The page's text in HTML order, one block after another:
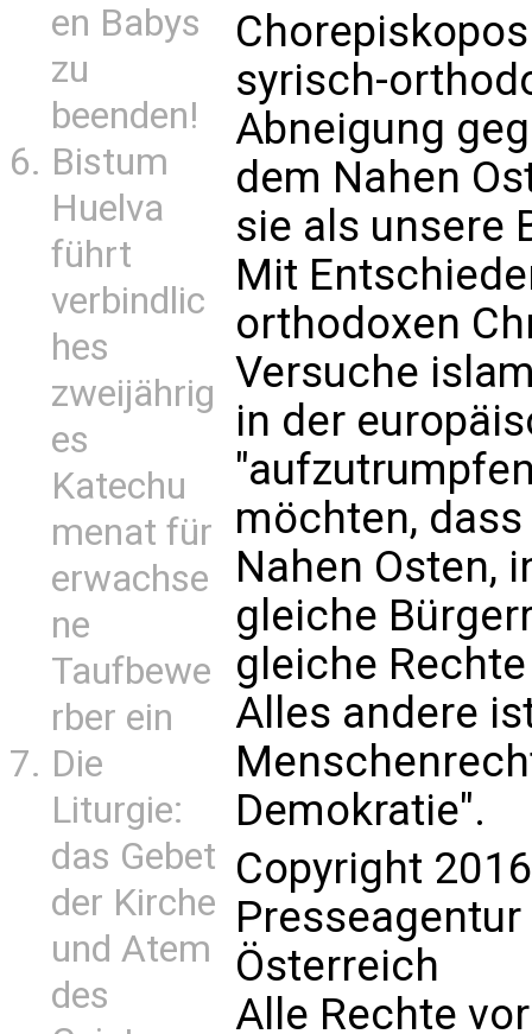
en Babys
zu
beenden!
Bistum
Huelva
führt
verbindlic
hes
zweijährig
es
Katechu
menat für
erwachse
ne
Taufbewe
rber ein
Die
Liturgie:
das Gebet
der Kirche
und Atem
des
syrisch-
Abneigung
dem Nahen
sie als unsere
Mit
orthodoxen
Versuche
in der
möchten,
Nahen Osten,
gleiche
gleiche
Alles andere
Demokratie".
Copyright
Presseagentur
Österreich
Alle Rechte